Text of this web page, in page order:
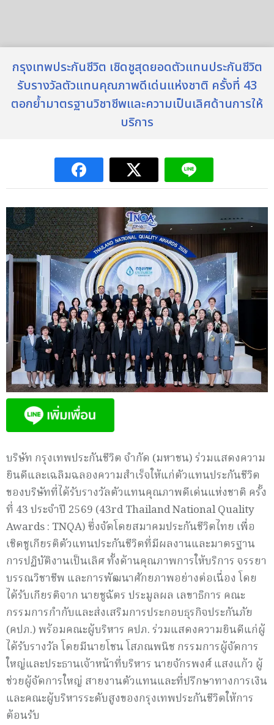
กรุงเทพประกันชีวิต เชิดชูสุดยอดตัวแทนประกันชีวิต
รับรางวัลตัวแทนคุณภาพดีเด่นแห่งชาติ ครั้งที่ 43
ตอกย้ำมาตรฐานวิชาชีพและความเป็นเลิศด้านการให้
บริการ
บริษัท กรุงเทพประกันชีวิต จำกัด (มหาชน) ร่วมแสดงความ
ยินดีและเฉลิมฉลองความสำเร็จให้แก่ตัวแทนประกันชีวิต
ของบริษัทที่ได้รับรางวัลตัวแทนคุณภาพดีเด่นแห่งชาติ ครั้ง
ที่ 43 ประจำปี 2569 (43rd Thailand National Quality
Awards : TNQA) ซึ่งจัดโดยสมาคมประกันชีวิตไทย เพื่อ
เชิดชูเกียรติตัวแทนประกันชีวิตที่มีผลงานและมาตรฐาน
การปฏิบัติงานเป็นเลิศ ทั้งด้านคุณภาพการให้บริการ จรรยา
บรรณวิชาชีพ และการพัฒนาศักยภาพอย่างต่อเนื่อง โดย
ได้รับเกียรติจาก นายชูฉัตร ประมูลผล เลขาธิการ คณะ
กรรมการกำกับและส่งเสริมการประกอบธุรกิจประกันภัย
(คปภ.) พร้อมคณะผู้บริหาร คปภ. ร่วมแสดงความยินดีแก่ผู้
ได้รับรางวัล โดยมีนายโชน โสภณพนิช กรรมการผู้จัดการ
ใหญ่และประธานเจ้าหน้าที่บริหาร นายจักรพงศ์ แสงแก้ว ผู้
ช่วยผู้จัดการใหญ่ สายงานตัวแทนและที่ปรึกษาทางการเงิน
และคณะผู้บริหารระดับสูงของกรุงเทพประกันชีวิตให้การ
ต้อนรับ